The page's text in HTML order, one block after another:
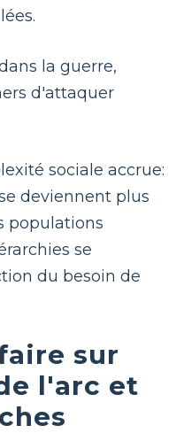
la guerre,
d'attaquer
sociale accrue:
deviennent plus
populations
se
du besoin de
sur
l'arc et